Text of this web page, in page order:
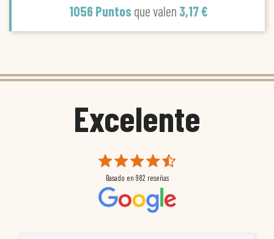
1056 Puntos que valen 3,17 €
Excelente
Basado en 982 reseñas